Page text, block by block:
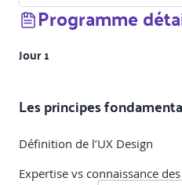
Programme
Jour 1
Les principes
Définition de l’UX Design
Expertise vs connaissance